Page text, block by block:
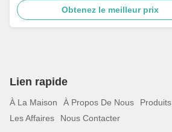
Obtenez le meilleur prix
Lien rapide
À La Maison À Propos De Nous Produits
Les Affaires
Nous Contacter